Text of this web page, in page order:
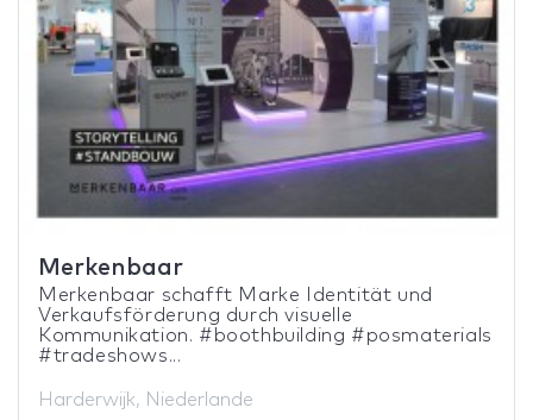
Merkenbaar
Merkenbaar schafft Marke Identität und
Verkaufsförderung durch visuelle
Kommunikation. #boothbuilding #posmaterials
#tradeshows...
Harderwijk, Niederlande